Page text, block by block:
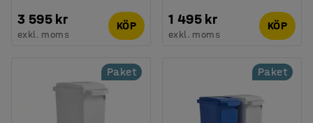
3 595 kr
exkl. moms
KÖP 1 495 kr
exkl. moms
KÖP
Paket Paket